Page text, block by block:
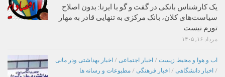
یک کارشناس بانکی در گفت و گو با ایرنا: بدون اصلاح
سیاست‌های کلان، بانک مرکزی به تنهایی قادر به مهار
تورم نیست
مرداد ۱۶, ۱۴۰۵
اب و هوا و محیط زیست / اخبار اجتماعی / اخبار بهداشتی ودر مانی
/ اخبار دانشگاهی / اخبار فرهنگی / مطبوعات و رسانه ها